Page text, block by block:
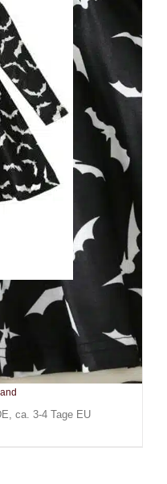
Army of
ca. 3-4 Tage EU